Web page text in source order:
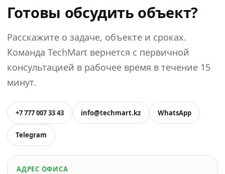
Готовы обсудить объект?
Расскажите о задаче, объекте и сроках.
Команда TechMart вернется с первичной
консультацией в рабочее время в течение 15
минут.
+7 777 007 33 43 info@techmart.kz WhatsApp
Telegram
АДРЕС ОФИСА